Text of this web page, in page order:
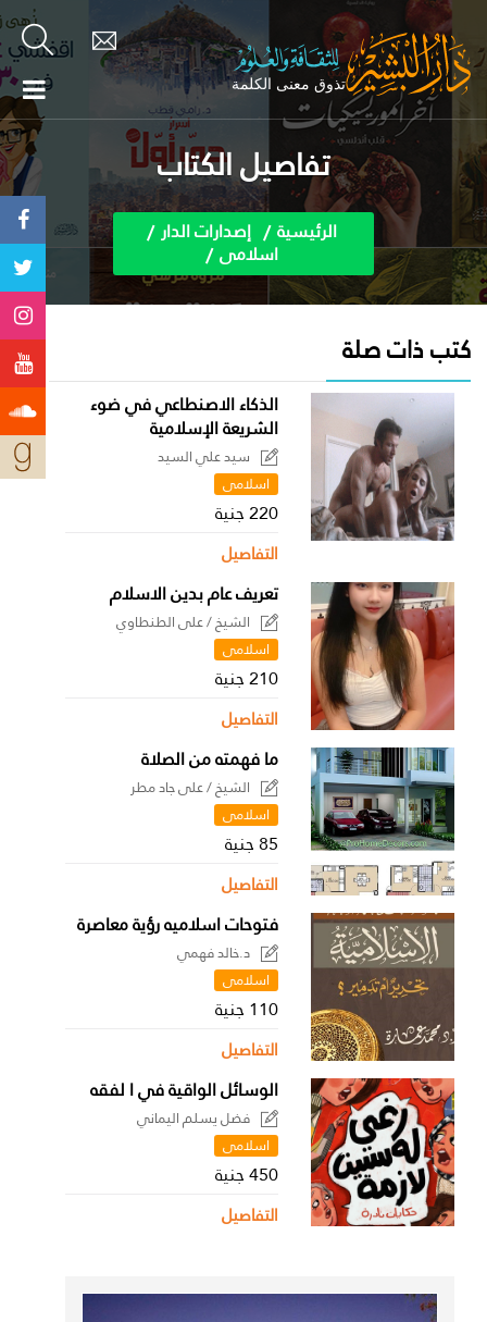
تفاصيل الكتاب
الرئيسية إصدارات الدار
اسلامى
كتب ذات صلة
الذكاء الاصنطاعي في ضوء
الشريعة الإسلامية
سيد علي السيد
اسلامى
220 جنية
التفاصيل
تعريف عام بدين الاسلام
الشيخ / على الطنطاوي
اسلامى
210 جنية
التفاصيل
ما فهمته من الصلاة
الشيخ / على جاد مطر
اسلامى
85 جنية
التفاصيل
فتوحات اسلاميه رؤية معاصرة
د.خالد فهمي
اسلامى
110 جنية
التفاصيل
الوسائل الواقية في ا لفقه
فضل يسلم اليماني
اسلامى
450 جنية
التفاصيل